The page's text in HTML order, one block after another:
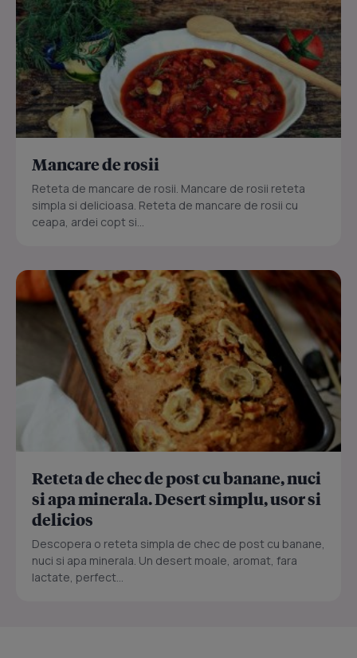
Mancare de rosii
Reteta de mancare de rosii. Mancare de rosii reteta
simpla si delicioasa. Reteta de mancare de rosii cu
ceapa, ardei copt si...
Reteta de chec de post cu banane, nuci
si apa minerala. Desert simplu, usor si
delicios
Descopera o reteta simpla de chec de post cu banane,
nuci si apa minerala. Un desert moale, aromat, fara
lactate, perfect...